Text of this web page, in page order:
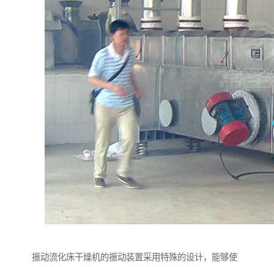
振动流化床干燥机的振动装置采用特殊的设计，能够使